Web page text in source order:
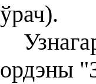
ўрач).
ордэны